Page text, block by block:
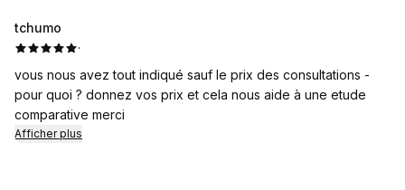
Merci
tchumo
·
vous nous avez tout indiqué sauf le prix des consultations -
pour quoi ? donnez vos prix et cela nous aide à une etude
comparative merci
Afficher plus